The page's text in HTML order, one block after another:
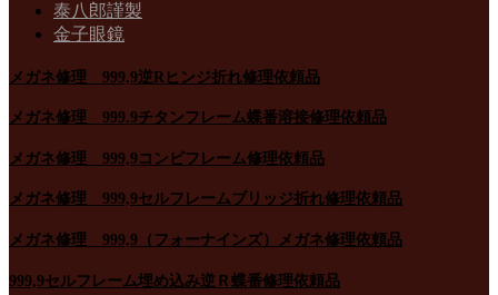
泰八郎謹製
金子眼鏡
メガネ修理 999,9逆Rヒンジ折れ修理依頼品
メガネ修理 999.9チタンフレーム蝶番溶接修理依頼品
メガネ修理 999,9コンビフレーム修理依頼品
メガネ修理 999,9セルフレームブリッジ折れ修理依頼品
メガネ修理 999,9（フォーナインズ）メガネ修理依頼品
999,9セルフレーム埋め込み逆Ｒ蝶番修理依頼品